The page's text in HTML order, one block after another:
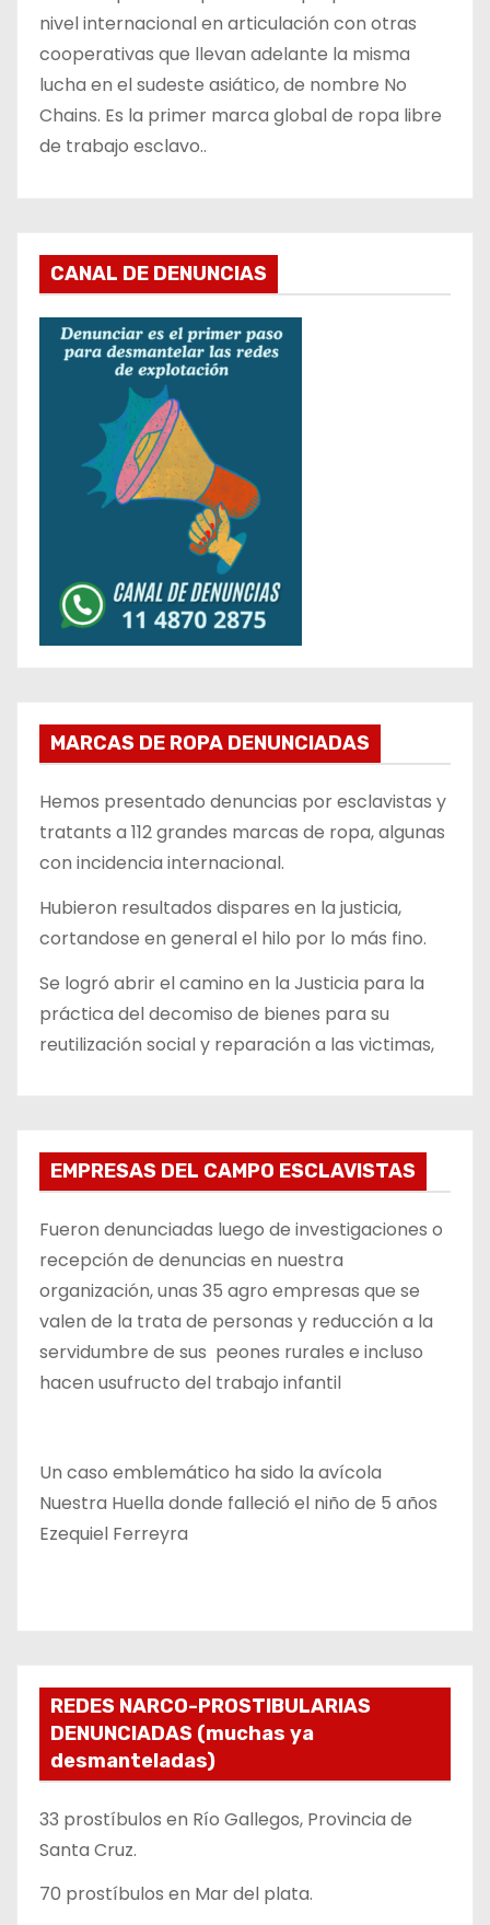
nivel internacional en articulación con otras
cooperativas que llevan adelante la misma
lucha en el sudeste asiático, de nombre No
Chains. Es la primer marca global de ropa libre
de trabajo esclavo..
CANAL DE DENUNCIAS
MARCAS DE ROPA DENUNCIADAS
Hemos presentado denuncias por esclavistas y
tratants a 112 grandes marcas de ropa, algunas
con incidencia internacional.
Hubieron resultados dispares en la justicia,
cortandose en general el hilo por lo más fino.
Se logró abrir el camino en la Justicia para la
práctica del decomiso de bienes para su
reutilización social y reparación a las victimas,
EMPRESAS DEL CAMPO ESCLAVISTAS
Fueron denunciadas luego de investigaciones o
recepción de denuncias en nuestra
organización, unas 35 agro empresas que se
valen de la trata de personas y reducción a la
servidumbre de sus peones rurales e incluso
hacen usufructo del trabajo infantil
Un caso emblemático ha sido la avícola
Nuestra Huella donde falleció el niño de 5 años
Ezequiel Ferreyra
REDES NARCO-PROSTIBULARIAS
DENUNCIADAS (muchas ya
desmanteladas)
33 prostíbulos en Río Gallegos, Provincia de
Santa Cruz.
70 prostíbulos en Mar del plata.